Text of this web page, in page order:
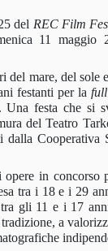
del REC Film
11 maggio
del mare, del sole
festanti per la
festa che si
del Teatro
dalla Cooperativa
opere in concorso
tra i 18 e i 29
gli 11 e i 17
a